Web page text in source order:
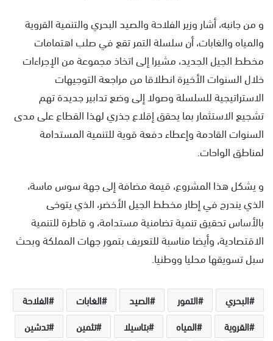
و من جانبه، أشار وزير الفلاحة والصيد البحري والتنمية القروية
والمياه والغابات، أن سلسلة التمر تقع في صلب اهتمامات
مخطط الجيل الجديد، مشيرا إلى اتخاذ مجموعة من الإجراءات
خلال السنوات الأخيرة انطلاقا من مراجعة التوجيهات
الاستراتيجية للسلسلة وصولا إلى وضع تدابير جديدة تهم
تشجيع الاستثمار بما يحقق إقلاع جذري لهذا القطاع على مدى
السنوات القادمة وإعطاء دفعة قوية للتنمية المستدامة
لمناطق الواحات.
و يشكل هذا المشروع، قيمة مضافة إلى جهة سوس ماسة،
الذي يندرج في إطار مخطط الجيل الأخضر، الذي يتوخى
بالأساس تحقيق تنمية تضامنية مستدامة، و قاطرة للتنمية
الاقتصادية، وأيضا مناسبة للتعريف بتمور جهات المملكة وبحث
سبل تسويقها محليا ووطنيا.
البحري التمور الصيد الغابات
الفلاحة
القروية
المياه بتاسيلا تثمين
تدشين